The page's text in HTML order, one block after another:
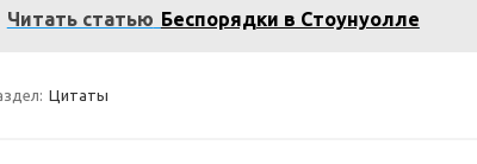
Читать статью Беспорядки в Стоунуолле
Цитаты